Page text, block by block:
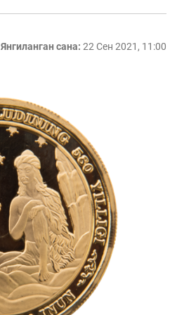
Янгиланган сана: 22 Сен 2021, 11:00